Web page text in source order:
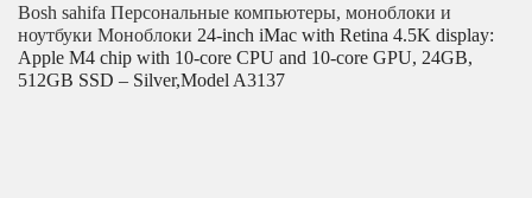
Bosh sahifa Персональные компьютеры, моноблоки и
ноутбуки Моноблоки 24-inch iMac with Retina 4.5K display:
Apple M4 chip with 10‑core CPU and 10‑core GPU, 24GB,
512GB SSD – Silver,Model A3137